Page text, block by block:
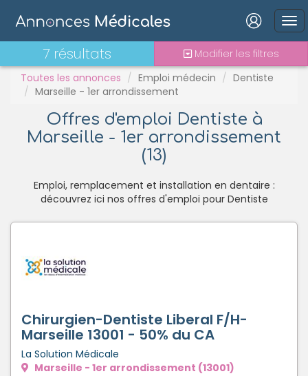
Connexion
Mot de passe oublié ?
Se connecter avec Google
Se connecter avec Facebook
Créer un compte
Toutes les annonces Emploi médecin
Dentiste
Marseille - 1er arrondissement
7 résultats Modifier les filtres
PH
Stages - alternance
Statut TNS
Vacations
Offres d'emploi Dentiste à
Marseille - 1er arrondissement
(13)
Emploi, remplacement et installation en dentaire :
découvrez ici nos offres d'emploi pour Dentiste
Chirurgien-Dentiste Liberal F/H-
Marseille 13001 - 50% du CA
La Solution Médicale
Marseille - 1er arrondissement (13001)